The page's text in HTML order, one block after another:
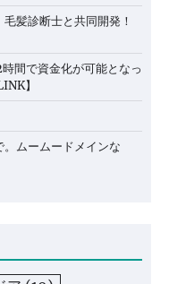
髪診断士と共同開発！
間で資金化が可能となっ
】
。ムームードメインな